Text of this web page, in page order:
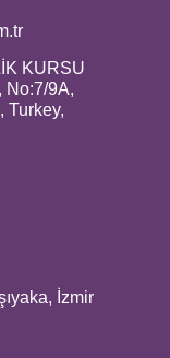
KURSU
No:7/9A,
Turkey,
İzmir